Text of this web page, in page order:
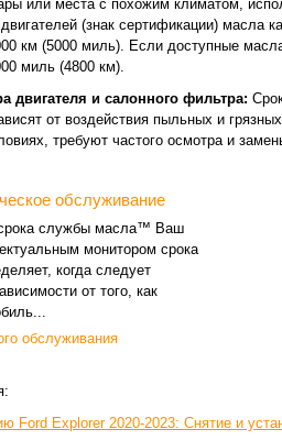
или места с похожим климатом,
(знак сертификации) масла
км (5000 миль). Если доступные
миль (4800 км).
двигателя и салонного фильтра:
от воздействия пыльных и
требуют частого осмотра и
обслуживание
службы масла™ Ваш
монитором срока
когда следует
от того, как
обслуживания
Ford Explorer 2020-2023: Снятие и